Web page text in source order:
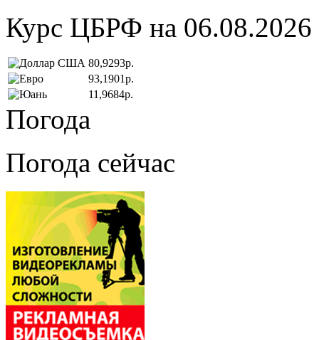
Курс ЦБРФ на 06.08.2026
80,9293р.
93,1901р.
11,9684р.
Погода
Погода сейчас